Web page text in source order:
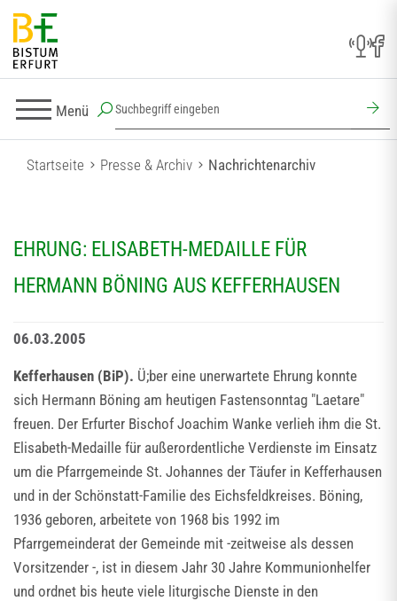
Menü
Startseite Presse & Archiv Nachrichtenarchiv
EHRUNG: ELISABETH-MEDAILLE FÜR
HERMANN BÖNING AUS KEFFERHAUSEN
06.03.2005
Kefferhausen (BiP). Ü;ber eine unerwartete Ehrung konnte
sich Hermann Böning am heutigen Fastensonntag "Laetare"
freuen. Der Erfurter Bischof Joachim Wanke verlieh ihm die St.
Elisabeth-Medaille für außerordentliche Verdienste im Einsatz
um die Pfarrgemeinde St. Johannes der Täufer in Kefferhausen
und in der Schönstatt-Familie des Eichsfeldkreises. Böning,
1936 geboren, arbeitete von 1968 bis 1992 im
Pfarrgemeinderat der Gemeinde mit -zeitweise als dessen
Vorsitzender -, ist in diesem Jahr 30 Jahre Kommunionhelfer
und ordnet bis heute viele liturgische Dienste in den